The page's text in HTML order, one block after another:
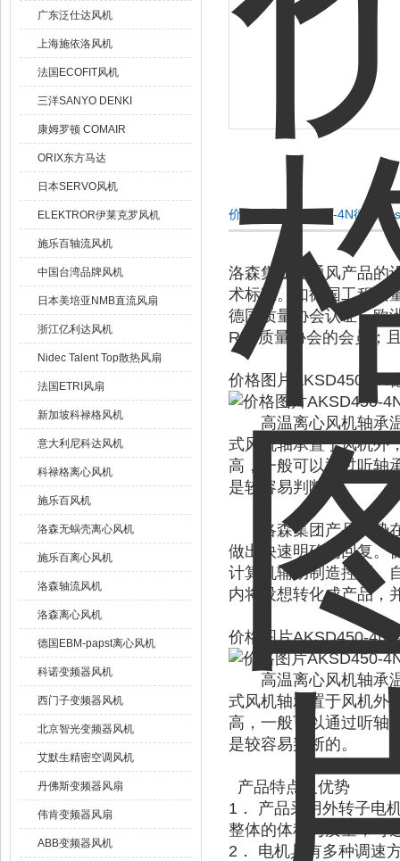
广东泛仕达风机
上海施依洛风机
法国ECOFIT风机
三洋SANYO DENKI
康姆罗顿 COMAIR
ORIX东方马达
日本SERVO风机
ELEKTROR伊莱克罗风机
施乐百轴流风机
中国台湾品牌风机
日本美培亚NMB直流风扇
浙江亿利达风机
Nidec Talent Top散热风扇
法国ETRI风扇
新加坡科禄格风机
意大利尼科达风机
科禄格离心风机
施乐百风机
洛森无蜗壳离心风机
施乐百离心风机
洛森轴流风机
洛森离心风机
德国EBM-papst离心风机
科诺变频器风机
西门子变频器风机
北京智光变频器风机
艾默生精密空调风机
丹佛斯变频器风扇
伟肯变频器风扇
ABB变频器风机
价格图片AKSD450-4N德国
洛森集团在通风产品的
术标准。如德国工程质
德国质量协会认证，欧
RLT质量协会的会员；
价格图片AKSD450-4N
高温离心风机轴承温
式风机轴承置于风机外
高，一般可以通过听轴
是较容易判断的。
洛森集团产品优势在
做出快速明确的回复。
计算机辅助制造控制、
内将设想转化成产品，
价格图片AKSD450-4N
高温离心风机轴承温
式风机轴承置于风机外
高，一般可以通过听轴
是较容易判断的。
产品特点及优势
1． 产品采用外转子电
整体的体积与质量，可
2． 电机具有多种调速